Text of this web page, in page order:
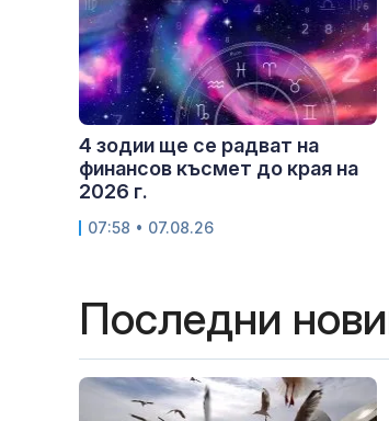
4 зодии ще се радват на
финансов късмет до края на
2026 г.
07:58 • 07.08.26
Последни